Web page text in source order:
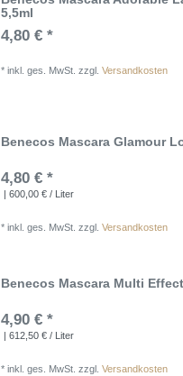
5,5ml
4,80 € *
*inkl. ges. MwSt. zzgl.Versandkosten
Benecos Mascara Glamour
4,80 € *
| 600,00 € / Liter
*inkl. ges. MwSt. zzgl.Versandkosten
Benecos Mascara Multi
4,90 € *
| 612,50 € / Liter
*inkl. ges. MwSt. zzgl.Versandkosten